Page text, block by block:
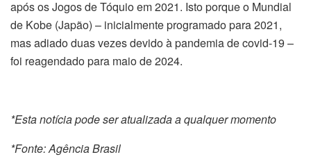
após os Jogos de Tóquio em 2021. Isto porque o Mundial
de Kobe (Japão) – inicialmente programado para 2021,
mas adiado duas vezes devido à pandemia de covid-19 –
foi reagendado para maio de 2024.
*Esta notícia pode ser atualizada a qualquer momento
*Fonte: Agência Brasil